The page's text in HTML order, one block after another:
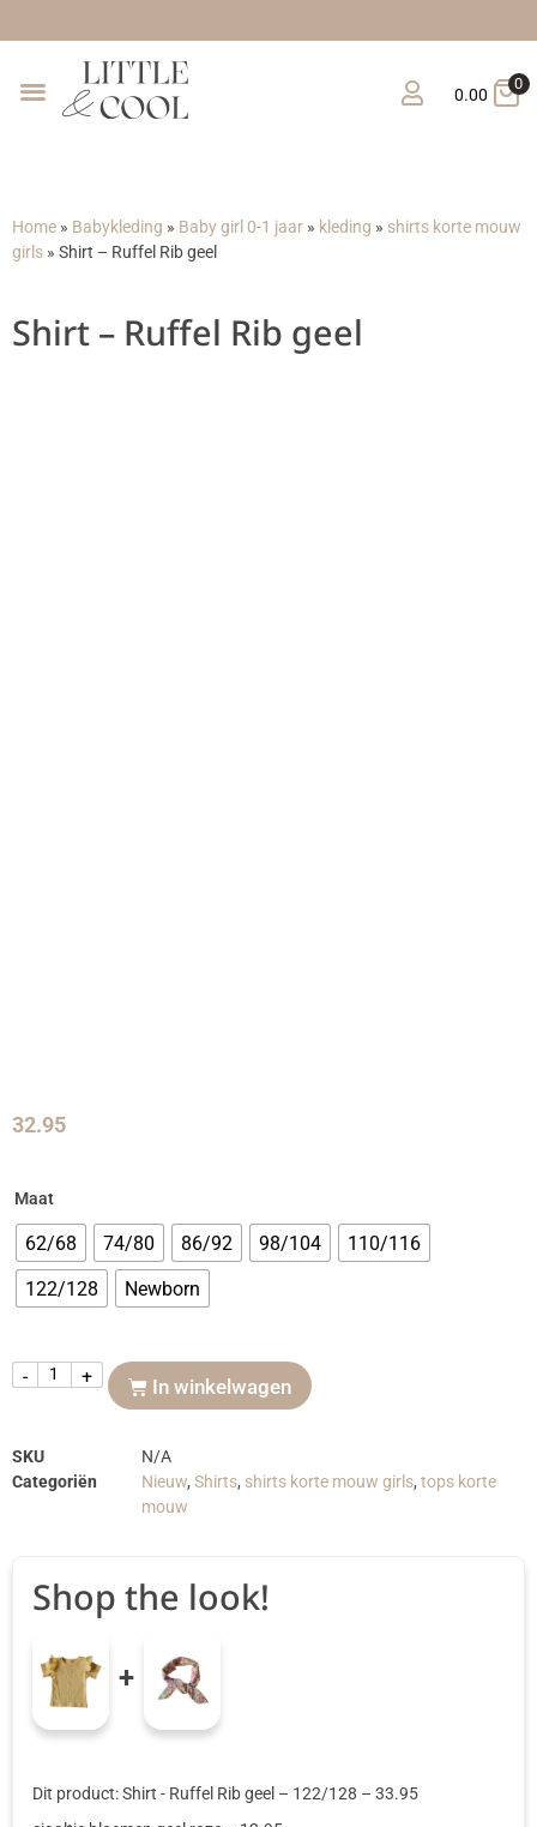
0.00
0
Home » Babykleding » Baby girl 0-1 jaar » kleding » shirts korte mouw
girls » Shirt – Ruffel Rib geel
Shirt – Ruffel Rib geel
32.95
Maat
62/68 74/80 86/92 98/104
110/116
122/128
Newborn
- + In winkelwagen
SKU
N/A
Categoriën
Nieuw, Shirts, shirts korte mouw girls, tops korte
mouw
Shop the look!
+
Dit product: Shirt - Ruffel Rib geel – 122/128 – 33.95